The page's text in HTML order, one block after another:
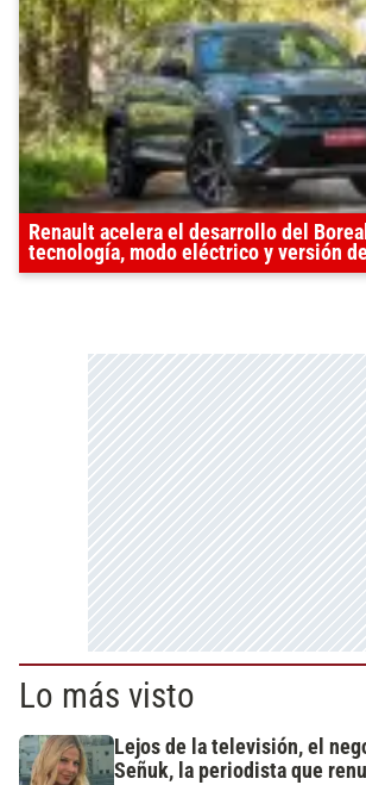
Renault acelera el desarrollo del
tecnología, modo eléctrico y versión
Lo más visto
Lejos de la televisión, el
Señuk, la periodista que